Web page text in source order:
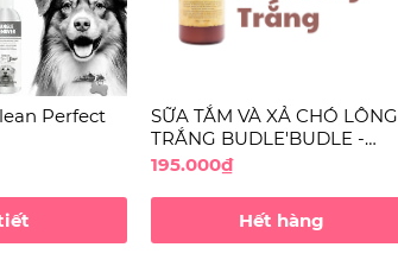
Perfect
SỮA TẮM VÀ XẢ CHÓ LÔNG
TRẮNG BUDLE'BUDLE -
ECOLAND WHITE
195.000₫
Hết hàng